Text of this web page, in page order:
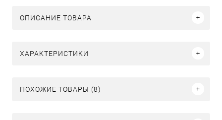
ОПИСАНИЕ ТОВАРА
ХАРАКТЕРИСТИКИ
ПОХОЖИЕ ТОВАРЫ (8)